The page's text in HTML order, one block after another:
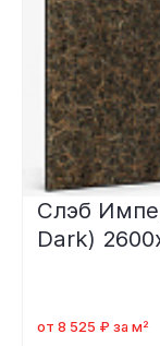
Слэб
Dark)
от 8 525 ₽ за м²